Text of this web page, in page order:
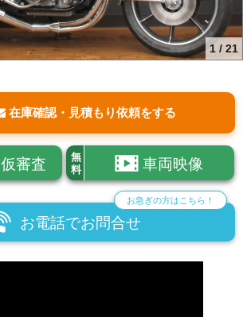
1 / 21
在庫確認・見積もり依頼をする
審査
無
料
車両映像
お電話でお問合せ
お急ぎの方はこちら！